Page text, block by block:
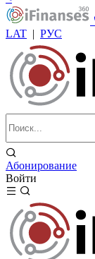
LAT | РУС
Абонирование
Войти